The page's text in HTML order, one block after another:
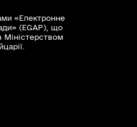
«Електронне
(EGAP), що
Міністерством